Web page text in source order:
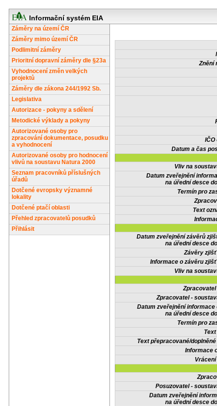
Informační systém EIA
Záměry na území ČR
Záměry mimo území ČR
Podlimitní záměry
Prioritní dopravní záměry dle §23a
Vyhodnocení změn velkých
projektů
Záměry dle zákona 244/1992 Sb.
Legislativa
Autorizace - pokyny a sdělení
Metodické výklady a pokyny
Autorizované osoby pro
zpracování dokumentace, posudku
a vyhodnocení
Autorizované osoby pro hodnocení
vlivů na soustavu Natura 2000
Seznam pracovníků příslušných
úřadů
Dotčené evropsky významné
lokality
Dotčené ptačí oblasti
Přehled zpracovatelů posudků
Přihlásit
Znění
IČO
Datum a čas
Vliv na
Datum zveřejnění
na úřední desce
Termín pro
Text
Datum zveřejnění závěrů
na úřední desce
Závěry
Informace o závěru
Vliv na
Zpracovatel -
Datum zveřejnění informace
na úřední desce
Termín pro
Text přepracované/
Informace
Posuzovatel -
Datum zveřejnění
na úřední desce